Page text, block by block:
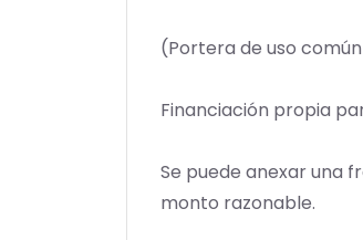
(Portera de uso
Financiación propia
Se puede anexar una
monto razonable.